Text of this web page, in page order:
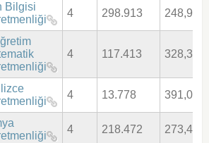
Bilgisi
4 298.913
4 117.413
4 13.778
4 218.472